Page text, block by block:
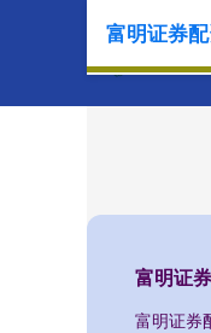
富明证
富明证券
富明证券